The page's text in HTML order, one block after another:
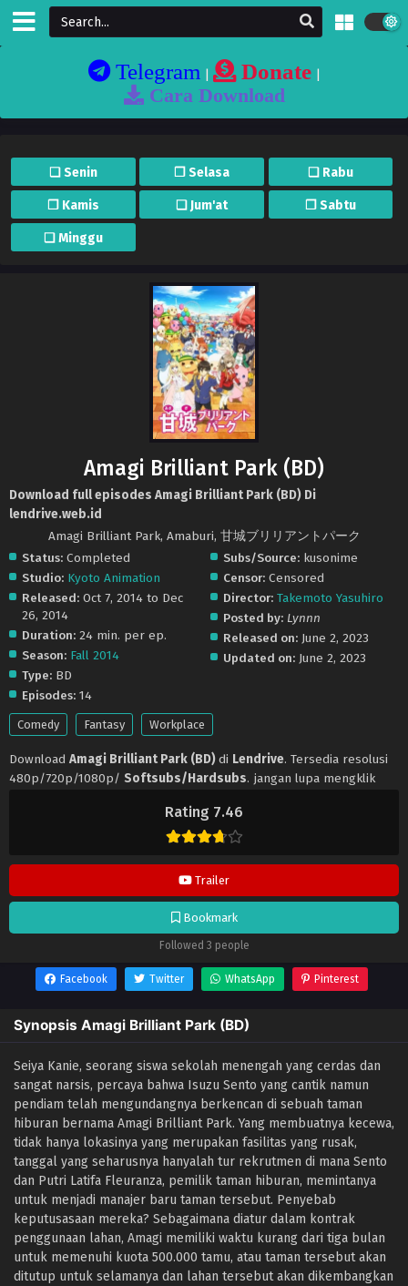
Telegram| Donate|
Cara Download
❏ Senin ❐ Selasa ❏ Rabu
❐ Kamis ❏ Jum'at ❐ Sabtu
❏ Minggu
Rating 7.46
Trailer
Bookmark
Followed 3 people
Amagi Brilliant Park (BD)
Download full episodes Amagi Brilliant Park (BD) Di
lendrive.web.id
Amagi Brilliant Park, Amaburi, 甘城ブリリアントパーク
Status: Completed
Studio: Kyoto Animation
Released: Oct 7, 2014 to Dec
26, 2014
Duration: 24 min. per ep.
Season: Fall 2014
Type: BD
Episodes: 14
Subs/Source: kusonime
Censor: Censored
Director: Takemoto Yasuhiro
Posted by: Lynnn
Released on: June 2, 2023
Updated on: June 2, 2023
Comedy Fantasy Workplace
Download Amagi Brilliant Park (BD)di Lendrive. Tersedia resolusi
480p/720p/1080p/ Softsubs/Hardsubs. jangan lupa mengklik
. Jangan lupa download update anime lainnya.
Facebook Twitter WhatsApp Pinterest
Synopsis Amagi Brilliant Park (BD)
Seiya Kanie, seorang siswa sekolah menengah yang cerdas dan
sangat narsis, percaya bahwa Isuzu Sento yang cantik namun
pendiam telah mengundangnya berkencan di sebuah taman
hiburan bernama Amagi Brilliant Park. Yang membuatnya kecewa,
tidak hanya lokasinya yang merupakan fasilitas yang rusak,
tanggal yang seharusnya hanyalah tur rekrutmen di mana Sento
dan Putri Latifa Fleuranza, pemilik taman hiburan, memintanya
untuk menjadi manajer baru taman tersebut. Penyebab
keputusasaan mereka? Sebagaimana diatur dalam kontrak
penggunaan lahan, Amagi memiliki waktu kurang dari tiga bulan
untuk memenuhi kuota 500.000 tamu, atau taman tersebut akan
ditutup untuk selamanya dan lahan tersebut akan dikembangkan